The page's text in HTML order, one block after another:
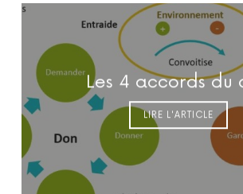
Les 4 accords du
LIRE L'ARTICLE